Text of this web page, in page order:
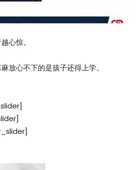
心惊。
放心不下的是孩子还得上学。